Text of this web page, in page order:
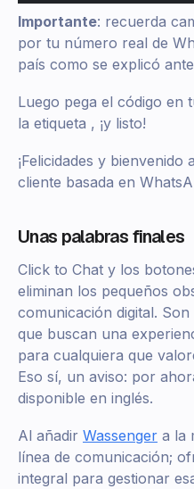
Importante: recuerda
por tu número real de
país como se explicó
Luego pega el código en
la etiqueta , ¡y listo!
¡Felicidades y
cliente basada en
Unas palabras finales
Click to Chat y los
eliminan los pequeños
comunicación digital.
que buscan una
para cualquiera que
Eso sí, un aviso: por
disponible en inglés.
Al añadir Wassenger a la
línea de comunicación;
integral para gestionar